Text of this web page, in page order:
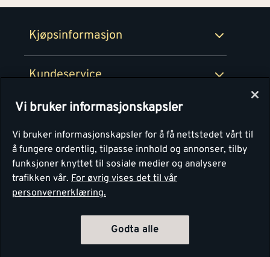
Kjøpsinformasjon
Retur- og angrerettsskjema
Kundeservice
Montér
Personvern
Vi bruker informasjonskapsler
Vi bruker informasjonskapsler for å få nettstedet vårt til
å fungere ordentlig, tilpasse innhold og annonser, tilby
funksjoner knyttet til sosiale medier og analysere
trafikken vår. For øvrig vises det til vår
personvernerklæring.
Godta alle